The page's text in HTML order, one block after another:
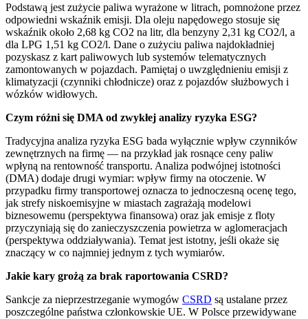
Podstawą jest zużycie paliwa wyrażone w litrach, pomnożone przez
odpowiedni wskaźnik emisji. Dla oleju napędowego stosuje się
wskaźnik około 2,68 kg CO2 na litr, dla benzyny 2,31 kg CO2/l, a
dla LPG 1,51 kg CO2/l. Dane o zużyciu paliwa najdokładniej
pozyskasz z kart paliwowych lub systemów telematycznych
zamontowanych w pojazdach. Pamiętaj o uwzględnieniu emisji z
klimatyzacji (czynniki chłodnicze) oraz z pojazdów służbowych i
wózków widłowych.
Czym różni się DMA od zwykłej analizy ryzyka ESG?
Tradycyjna analiza ryzyka ESG bada wyłącznie wpływ czynników
zewnętrznych na firmę — na przykład jak rosnące ceny paliw
wpłyną na rentowność transportu. Analiza podwójnej istotności
(DMA) dodaje drugi wymiar: wpływ firmy na otoczenie. W
przypadku firmy transportowej oznacza to jednoczesną ocenę tego,
jak strefy niskoemisyjne w miastach zagrażają modelowi
biznesowemu (perspektywa finansowa) oraz jak emisje z floty
przyczyniają się do zanieczyszczenia powietrza w aglomeracjach
(perspektywa oddziaływania). Temat jest istotny, jeśli okaże się
znaczący w co najmniej jednym z tych wymiarów.
Jakie kary grożą za brak raportowania CSRD?
Sankcje za nieprzestrzeganie wymogów CSRD są ustalane przez
poszczególne państwa członkowskie UE. W Polsce przewidywane